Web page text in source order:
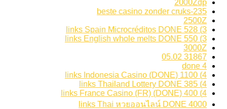
2000Zdp
235-beste casino zonder cruks
2500Z
3) 528 links Spain Microcréditos DONE
3) 550 links English whole melts DONE
3000Z
31867 05.02
4 done
4) 1100 links Indonesia Casino (DONE)
4) 385 links Thailand Lottery DONE
4) 400 links France Casino (FR) (DONE)
4000 links Thai หวยออนไลน์ DONE